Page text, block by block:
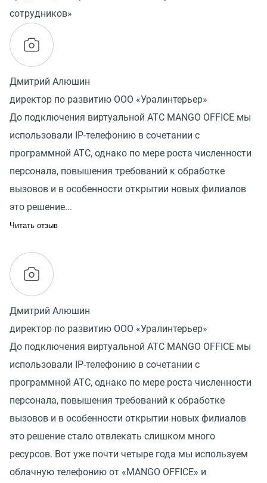
сотрудников»
Дмитрий Алюшин
директор по развитию ООО «Уралинтерьер»
До подключения виртуальной АТС MANGO OFFICE мы
использовали IP-телефонию в сочетании с
программной АТС, однако по мере роста численности
персонала, повышения требований к обработке
вызовов и в особенности открытии новых филиалов
это решение...
Читать отзыв
Дмитрий Алюшин
директор по развитию ООО «Уралинтерьер»
До подключения виртуальной АТС MANGO OFFICE мы
использовали IP-телефонию в сочетании с
программной АТС, однако по мере роста численности
персонала, повышения требований к обработке
вызовов и в особенности открытии новых филиалов
это решение стало отвлекать слишком много
ресурсов. Вот уже почти четыре года мы используем
облачную телефонию от «MANGO OFFICE» и